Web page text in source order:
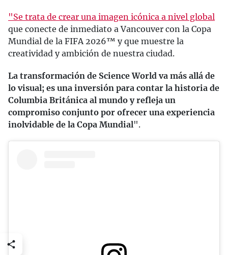
"Se trata de crear una imagen icónica a nivel global
que conecte de inmediato a Vancouver con la Copa
Mundial de la FIFA 2026™ y que muestre la
creatividad y ambición de nuestra ciudad.
La transformación de Science World va más allá de
lo visual; es una inversión para contar la historia de
Columbia Británica al mundo y refleja un
compromiso conjunto por ofrecer una experiencia
inolvidable de la Copa Mundial".